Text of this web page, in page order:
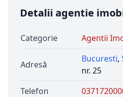
Detalii agentie
Categorie Agentii
Adresă
Bucuresti,
nr. 25
Telefon